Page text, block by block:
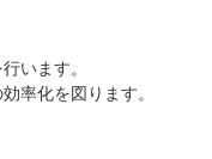
います。
率化を図ります。